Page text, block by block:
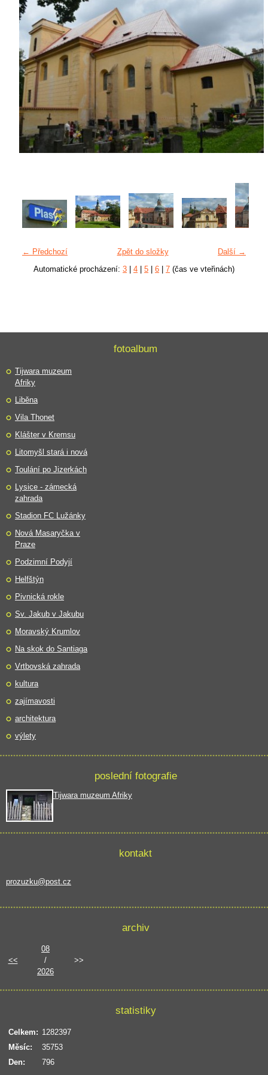
← Předchozí Další →
Zpět do složky
Automatické procházení: 3 4 5 6 7 (čas ve vteřinách)
fotoalbum
Tijwara muzeum
Afriky
Liběna
Vila Thonet
Klášter v Kremsu
Litomyšl stará i nová
Toulání po Jizerkách
Lysice - zámecká
zahrada
Stadion FC Lužánky
Nová Masaryčka v
Praze
Podzimní Podyjí
Helfštýn
Pivnická rokle
Sv. Jakub v Jakubu
Moravský Krumlov
Na skok do Santiaga
Vrtbovská zahrada
kultura
zajímavosti
architektura
výlety
poslední fotografie
Tijwara muzeum Afriky
kontakt
prozuzku@post.cz
archiv
<<
08
/
2026
>>
statistiky
Celkem: 1282397
Měsíc:
35753
Den:
796